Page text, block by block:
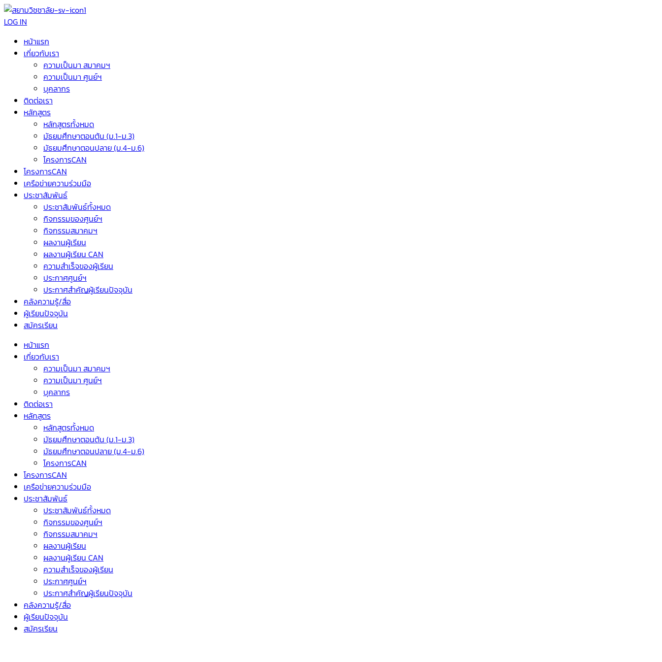
LOG IN
หน้าแรก
เกี่ยวกับเรา
ความเป็นมา สมาคมฯ
ความเป็นมา ศูนย์ฯ
บุคลากร
ติดต่อเรา
หลักสูตร
หลักสูตรทั้งหมด
มัธยมศึกษาตอนต้น (ม.1-ม.3)
มัธยมศึกษาตอนปลาย (ม.4-ม.6)
โครงการCAN
โครงการCAN
เครือข่ายความร่วมมือ
ประชาสัมพันธ์
ประชาสัมพันธ์ทั้งหมด
กิจกรรมของศูนย์ฯ
กิจกรรมสมาคมฯ
ผลงานผู้เรียน
ผลงานผู้เรียน CAN
ความสำเร็จของผู้เรียน
ประกาศศูนย์ฯ
ประกาศสำคัญผู้เรียนปัจจุบัน
คลังความรู้/สื่อ
ผู้เรียนปัจจุบัน
สมัครเรียน
หน้าแรก
เกี่ยวกับเรา
ความเป็นมา สมาคมฯ
ความเป็นมา ศูนย์ฯ
บุคลากร
ติดต่อเรา
หลักสูตร
หลักสูตรทั้งหมด
มัธยมศึกษาตอนต้น (ม.1-ม.3)
มัธยมศึกษาตอนปลาย (ม.4-ม.6)
โครงการCAN
โครงการCAN
เครือข่ายความร่วมมือ
ประชาสัมพันธ์
ประชาสัมพันธ์ทั้งหมด
กิจกรรมของศูนย์ฯ
กิจกรรมสมาคมฯ
ผลงานผู้เรียน
ผลงานผู้เรียน CAN
ความสำเร็จของผู้เรียน
ประกาศศูนย์ฯ
ประกาศสำคัญผู้เรียนปัจจุบัน
คลังความรู้/สื่อ
ผู้เรียนปัจจุบัน
สมัครเรียน